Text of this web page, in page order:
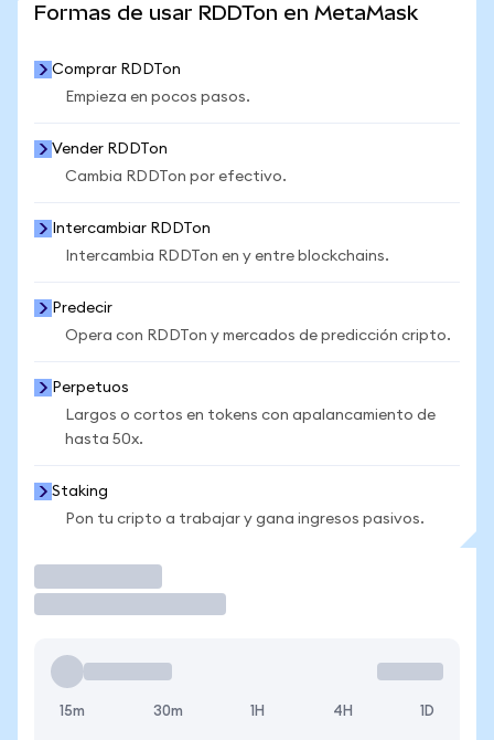
Formas de usar RDDTon en MetaMask
Comprar RDDTon
Empieza en pocos pasos.
Vender RDDTon
Cambia RDDTon por efectivo.
Intercambiar RDDTon
Intercambia RDDTon en y entre blockchains.
Predecir
Opera con RDDTon y mercados de predicción cripto.
Perpetuos
Largos o cortos en tokens con apalancamiento de
hasta 50x.
Staking
Pon tu cripto a trabajar y gana ingresos pasivos.
15m 30m 1H 4H 1D